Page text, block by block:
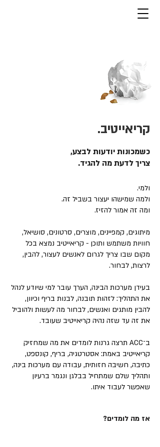
קריאייטיב.
כשמכונות יודעות לבצע,
צריך לדעת מה להגיד.
ולמי.
ולמה שמישהו יעצור בשביל זה.
ומה זה אמור להזיז.
מיתוגים, קמפיינים, מוצרים, סרטונים, סושיאל,
חוויות משתמש ותוכן - קריאייטיב נמצא בכל
מקום שבו צריך לגרום לאנשים לעצור, להבין,
לרצות, לבחור.
בעידן מערכות הבינה, הערך עובר למי שיודע לנהל
את התהליך: לזהות תובנה, לבנות בריף וכיוון,
להבין מותגים ואנשים, לבחור מה לעשות ולהוביל
את זה עד שזה נהיה קריאייטיב שעובד.
ב־ACC תרצה גרנות לומדים את מה שמחזיק
קריאייטיב באמת: אסטרטגיה, בריף, קונספט,
כתיבה, חשיבה חזותית, עבודה עם מערכות בינה,
ותהליך שלם שמתחיל בבלגן ונגמר ברעיון
שאפשר לעבוד איתו.
אז מה לומדים?